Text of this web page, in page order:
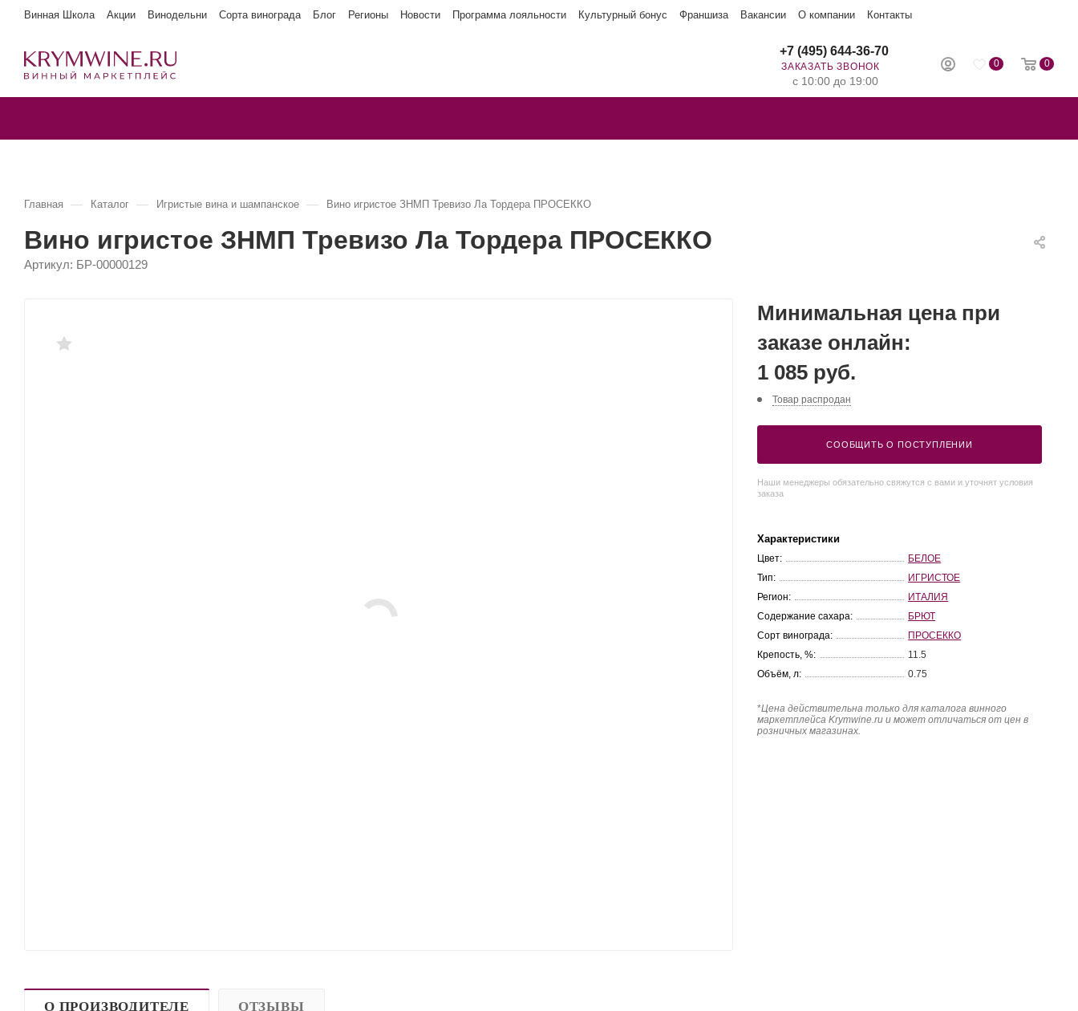
Винная Школа Акции Винодельни Сорта винограда Блог Регионы Новости Программа лояльности Культурный бонус Франшиза Вакансии О компании Контакты
0 0
+7 (495) 644-36-70
ЗАКАЗАТЬ ЗВОНОК
с 10:00 до 19:00
Главная — Каталог — Игристые вина и шампанское — Вино игристое ЗНМП Тревизо Ла Тордера ПРОСЕККО
Вино игристое ЗНМП Тревизо Ла Тордера ПРОСЕККО
Артикул: БР-00000129
О ПРОИЗВОДИТЕЛЕ ОТЗЫВЫ
Минимальная цена при
заказе онлайн:
1 085 руб.
Товар распродан
СООБЩИТЬ О ПОСТУПЛЕНИИ
Наши менеджеры обязательно свяжутся с вами и уточнят условия
заказа
Характеристики
Цвет:
БЕЛОЕ
Тип:
ИГРИСТОЕ
Регион:
ИТАЛИЯ
Содержание сахара:
БРЮТ
Сорт винограда:
ПРОСЕККО
Крепость, %:
11.5
Объём, л:
0.75
*Цена действительна только для каталога винного
маркетплейса Krymwine.ru и может отличаться от цен в
розничных магазинах.